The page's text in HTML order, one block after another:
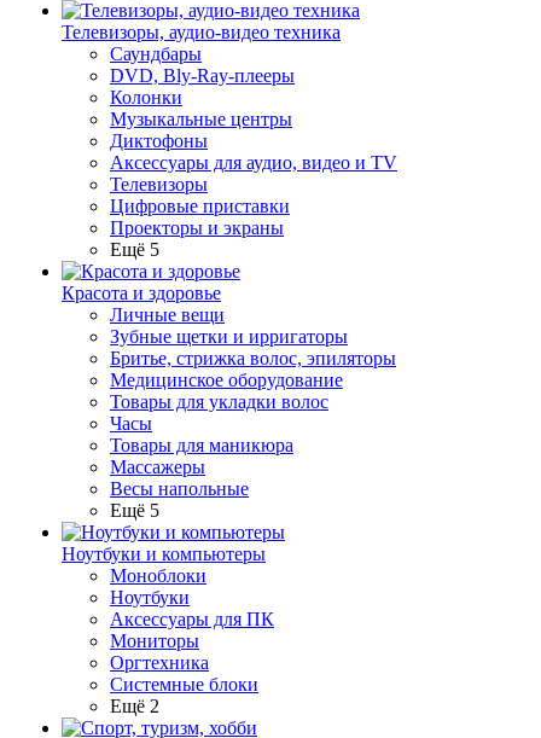
Телевизоры, аудио-видео техника
Саундбары
DVD, Bly-Ray-плееры
Колонки
Музыкальные центры
Диктофоны
Аксессуары для аудио, видео и TV
Телевизоры
Цифровые приставки
Проекторы и экраны
Ещё 5
Красота и здоровье
Личные вещи
Зубные щетки и ирригаторы
Бритье, стрижка волос, эпиляторы
Медицинское оборудование
Товары для укладки волос
Часы
Товары для маникюра
Массажеры
Весы напольные
Ещё 5
Ноутбуки и компьютеры
Моноблоки
Ноутбуки
Аксессуары для ПК
Мониторы
Оргтехника
Системные блоки
Ещё 2